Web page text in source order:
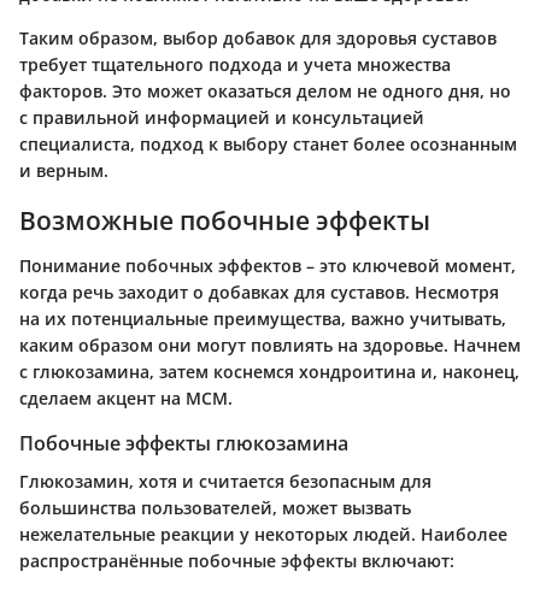
Таким образом, выбор добавок для здоровья суставов
требует тщательного подхода и учета множества
факторов. Это может оказаться делом не одного дня, но
с правильной информацией и консультацией
специалиста, подход к выбору станет более осознанным
и верным.
Возможные побочные эффекты
Понимание побочных эффектов – это ключевой момент,
когда речь заходит о добавках для суставов. Несмотря
на их потенциальные преимущества, важно учитывать,
каким образом они могут повлиять на здоровье. Начнем
с глюкозамина, затем коснемся хондроитина и, наконец,
сделаем акцент на МСМ.
Побочные эффекты глюкозамина
Глюкозамин, хотя и считается безопасным для
большинства пользователей, может вызвать
нежелательные реакции у некоторых людей. Наиболее
распространённые побочные эффекты включают: